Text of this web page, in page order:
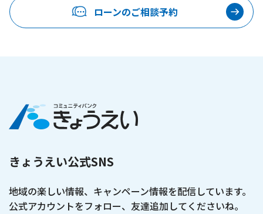
ローンのご相談予約
きょうえい公式SNS
地域の楽しい情報、キャンペーン情報を配信しています。
公式アカウントをフォロー、友達追加してくださいね。